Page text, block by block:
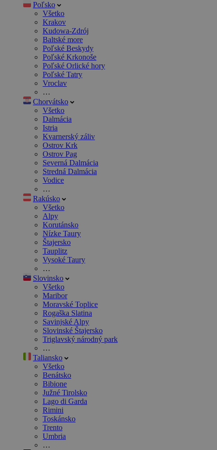
Poľsko
Všetko
Krakov
Kudowa-Zdrój
Baltské more
Poľské Beskydy
Poľské Krkonoše
Poľské Orlické hory
Poľské Tatry
Vroclav
…
Chorvátsko
Všetko
Dalmácia
Istria
Kvarnerský záliv
Ostrov Krk
Ostrov Pag
Severná Dalmácia
Stredná Dalmácia
Vodice
…
Rakúsko
Všetko
Alpy
Korutánsko
Nízke Taury
Štajersko
Tauplitz
Vysoké Taury
…
Slovinsko
Všetko
Maribor
Moravské Toplice
Rogaška Slatina
Savinjské Alpy
Slovinské Štajersko
Triglavský národný park
…
Taliansko
Všetko
Benátsko
Bibione
Južné Tirolsko
Lago di Garda
Rimini
Toskánsko
Trento
Umbria
…